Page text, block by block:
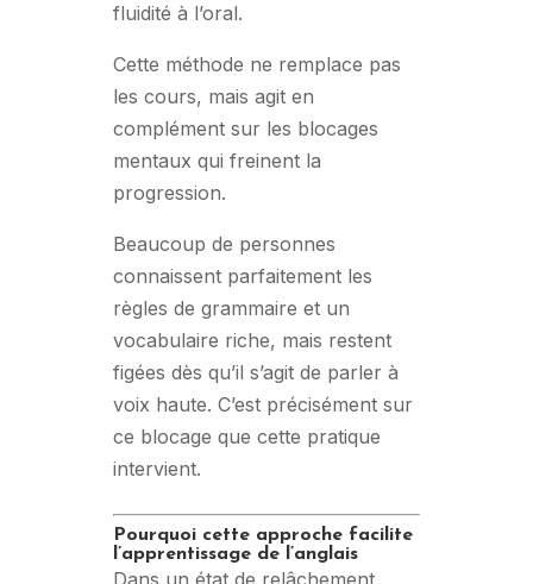
fluidité à l’oral.
Cette méthode ne remplace pas
les cours, mais agit en
complément sur les blocages
mentaux qui freinent la
progression.
Beaucoup de personnes
connaissent parfaitement les
règles de grammaire et un
vocabulaire riche, mais restent
figées dès qu’il s’agit de parler à
voix haute. C’est précisément sur
ce blocage que cette pratique
intervient.
Pourquoi cette approche facilite
l’apprentissage de l’anglais